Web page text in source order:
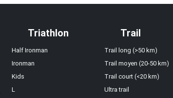
Triathlon
Half Ironman
Ironman
Kids
L
Trail
Trail long (>50 km)
Trail moyen (20-50 km)
Trail court (<20 km)
Ultra trail